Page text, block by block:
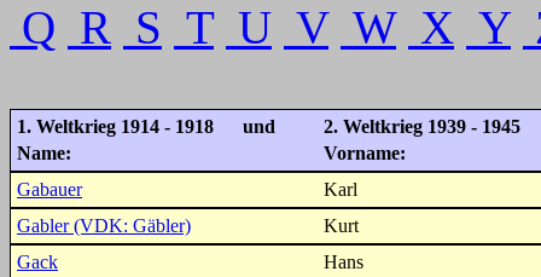
Q R S T U V W X Y
1. Weltkrieg 1914 - 1918 und
2. Weltkrieg 1939 - 1945
Name:
Vorname:
Gabauer
Karl
Gabler (VDK: Gäbler)
Kurt
Gack
Hans